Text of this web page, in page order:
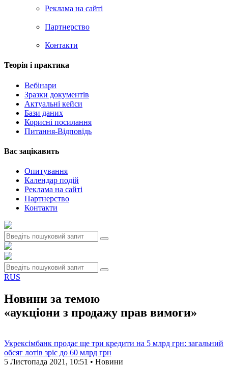
Реклама на сайтi
Партнерство
Контакти
Теорія i практика
Вебінари
Зразки документів
Актуальні кейси
Бази даних
Корисні посилання
Питання-Відповідь
Вас зацiкавить
Опитування
Календар подій
Реклама на сайтi
Партнерство
Контакти
RUS
Новини за темою
«аукціони з продажу прав вимоги»
Укрексімбанк продає ще три кредити на 5 млрд грн: загальний
обсяг лотів зріс до 60 млрд грн
5 Листопада 2021, 10:51 • Новини